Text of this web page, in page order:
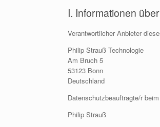
I. Informationen
Verantwortlicher Anbieter
Philip Strauß Technologie
Am Bruch 5
53123 Bonn
Deutschland
Datenschutzbeauftragte/r
Philip Strauß